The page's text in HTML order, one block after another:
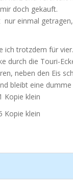
doch gekauft.
nur einmal
ich trotzdem für
durch die Touri-
neben den Eis
bleibt eine dumme